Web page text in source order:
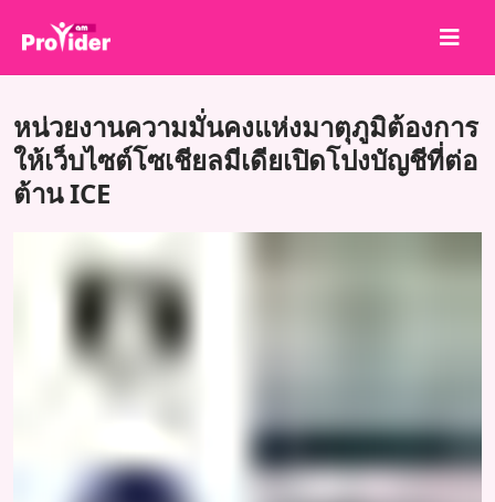
เกี่ยวกับเรา
เข้าสู่ระบบ
บริการ
ข้อตกลง
หน่วยงานความมั่นคงแห่งมาตุภูมิต้องการ
ให้เว็บไซต์โซเชียลมีเดียเปิดโปงบัญชีที่ต่อ
ต้าน ICE